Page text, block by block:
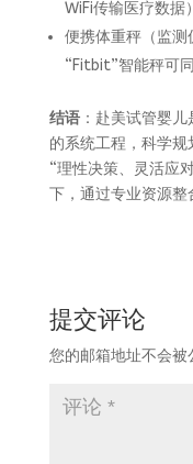
WiFi传输医疗数据）
便携体重秤（监测
“Fitbit”智能秤可
结语：赴美试管婴儿
的系统工程，科学
“理性决策、灵活应
下，通过专业资源整
提交评论
您的邮箱地址不会被